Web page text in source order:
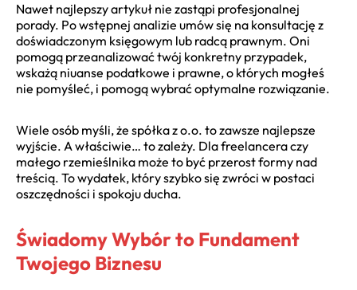
Nawet najlepszy artykuł nie zastąpi profesjonalnej
porady. Po wstępnej analizie umów się na konsultację z
doświadczonym księgowym lub radcą prawnym. Oni
pomogą przeanalizować twój konkretny przypadek,
wskażą niuanse podatkowe i prawne, o których mogłeś
nie pomyśleć, i pomogą wybrać optymalne rozwiązanie.
Wiele osób myśli, że spółka z o.o. to zawsze najlepsze
wyjście. A właściwie… to zależy. Dla freelancera czy
małego rzemieślnika może to być przerost formy nad
treścią. To wydatek, który szybko się zwróci w postaci
oszczędności i spokoju ducha.
Świadomy Wybór to Fundament
Twojego Biznesu